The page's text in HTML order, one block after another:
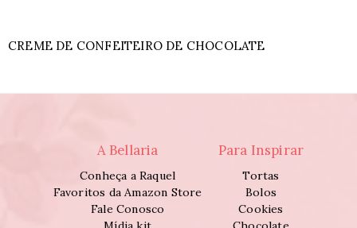
CREME DE CONFEITEIRO DE CHOCOLATE
A Bellaria
Conheça a Raquel
Favoritos da Amazon Store
Fale Conosco
Para Inspirar
Tortas
Bolos
Cookies